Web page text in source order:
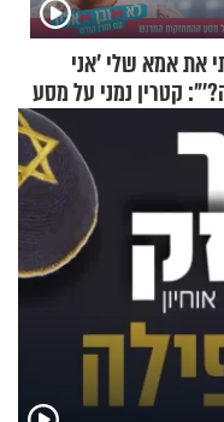
את אמא שלי 'אני
קטרין נמני על מסע
המרגש